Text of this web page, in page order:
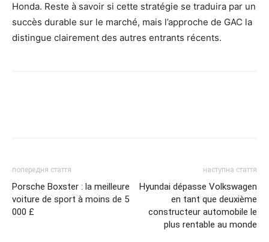
Honda. Reste à savoir si cette stratégie se traduira par un
succès durable sur le marché, mais l’approche de GAC la
distingue clairement des autres entrants récents.
попередня стаття
Porsche Boxster : la meilleure
voiture de sport à moins de 5
000 £
наступна стаття
Hyundai dépasse Volkswagen
en tant que deuxième
constructeur automobile le
plus rentable au monde